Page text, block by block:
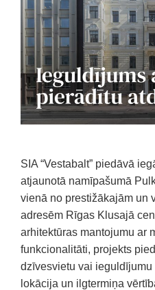
KONTAKTI
SIA “Vestabalt” piedāvā
atjaunotā namīpašumā
vienā no prestižākajām un
adresēm Rīgas Klusajā
arhitektūras mantojumu ar
funkcionalitāti, projekts
dzīvesvietu vai ieguldījumu
lokācija un ilgtermiņa